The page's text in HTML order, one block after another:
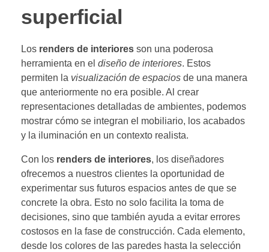
superficial
Los renders de interiores son una poderosa
herramienta en el diseño de interiores. Estos
permiten la visualización de espacios de una manera
que anteriormente no era posible. Al crear
representaciones detalladas de ambientes, podemos
mostrar cómo se integran el mobiliario, los acabados
y la iluminación en un contexto realista.
Con los renders de interiores, los diseñadores
ofrecemos a nuestros clientes la oportunidad de
experimentar sus futuros espacios antes de que se
concrete la obra. Esto no solo facilita la toma de
decisiones, sino que también ayuda a evitar errores
costosos en la fase de construcción. Cada elemento,
desde los colores de las paredes hasta la selección